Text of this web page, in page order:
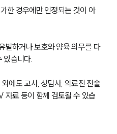
한 경우에만 인정되는 것이 아
발하거나 보호와 양육 의무를 다
있습니다.
에도 교사, 상담사, 의료진 진술
자료 등이 함께 검토될 수 있습